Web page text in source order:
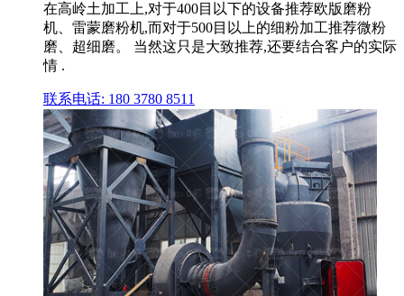
在高岭土加工上,对于400目以下的设备推荐欧版磨粉
机、雷蒙磨粉机,而对于500目以上的细粉加工推荐微粉
磨、超细磨。 当然这只是大致推荐,还要结合客户的实际
情 .
联系电话: 180 3780 8511